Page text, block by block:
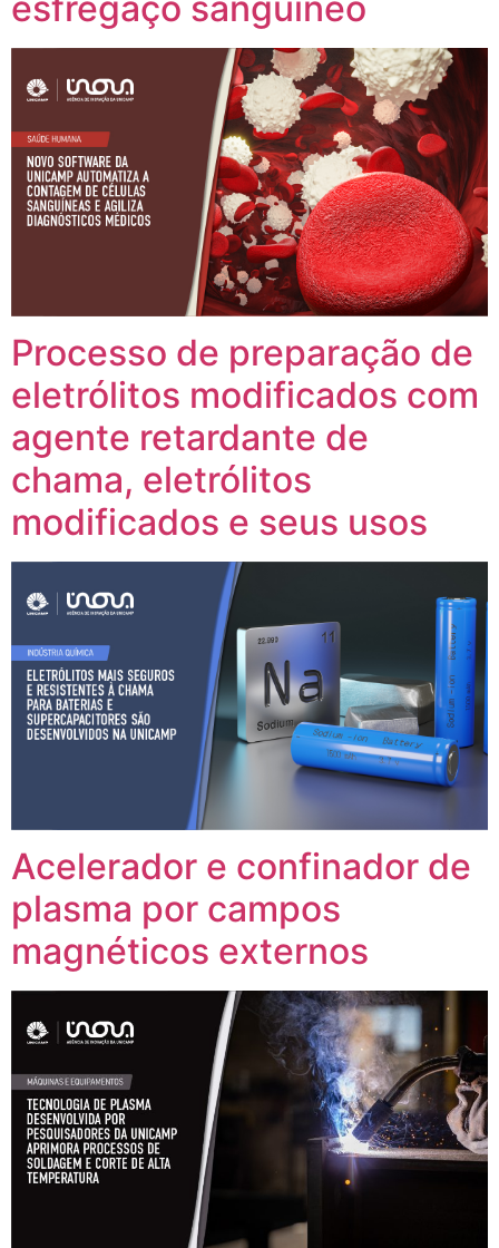
Processo de preparação de
eletrólitos modificados com
agente retardante de
chama, eletrólitos
modificados e seus usos
Acelerador e confinador de
plasma por campos
magnéticos externos